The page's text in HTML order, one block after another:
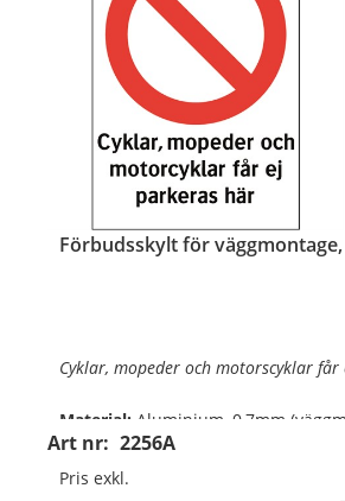
Förbudsskylt för
Art nr: 2256A
Cyklar, mopeder och motorscyklar
Material: Aluminium, 0,7mm
Mått:210x297mm
Pris exkl.